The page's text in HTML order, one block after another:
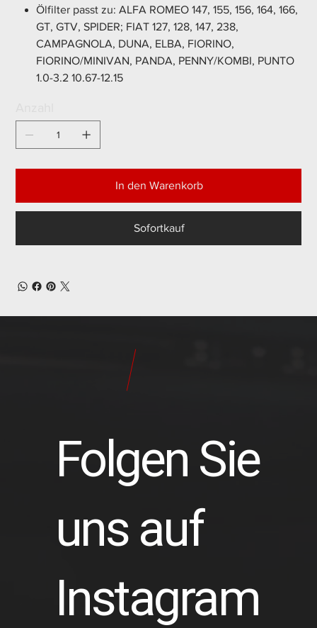
Ölfilter passt zu: ALFA ROMEO 147, 155, 156, 164, 166,
GT, GTV, SPIDER; FIAT 127, 128, 147, 238,
CAMPAGNOLA, DUNA, ELBA, FIORINO,
FIORINO/MINIVAN, PANDA, PENNY/KOMBI, PUNTO
1.0-3.2 10.67-12.15
In den Warenkorb
Sofortkauf
Folgen Sie
uns auf
Instagram